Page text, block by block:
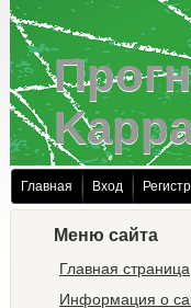
Главная Вход
Меню сайта
Главная страница
Информация о